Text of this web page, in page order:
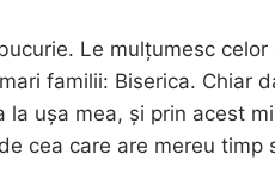
Le mulțumesc
familii: Biserica. Chiar
la ușa mea, și prin acest
cea care are mereu timp